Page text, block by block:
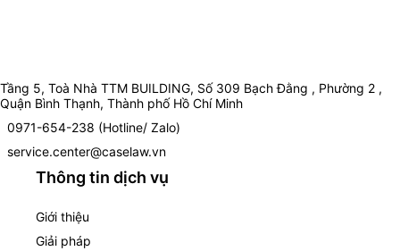
Tầng 5, Toà Nhà TTM BUILDING, Số 309 Bạch Đằng , Phường 2 ,
Quận Bình Thạnh, Thành phố Hồ Chí Minh
0971-654-238 (Hotline/ Zalo)
service.center@caselaw.vn
Thông tin dịch vụ
Giới thiệu
Giải pháp